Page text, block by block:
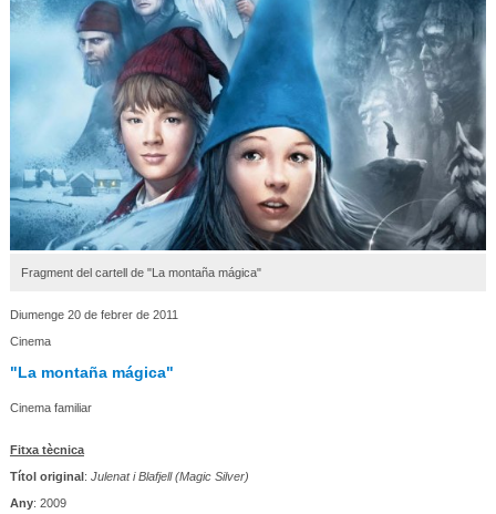
Fragment del cartell de "La montaña mágica"
Diumenge 20 de febrer de 2011
Cinema
"La montaña mágica"
Cinema familiar
Fitxa tècnica
Títol original: Julenat i Blafjell (Magic Silver)
Any: 2009